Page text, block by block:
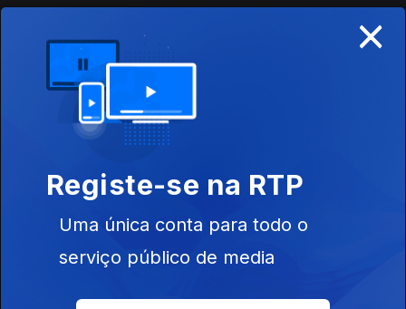
Café Plaza 042
24 mai. 2026
Os 70 anos do Festival da Eurovisão,
Café Plaza 041
23 mai. 2026
Os 100 anos de Miles Davis,
×
Registe-se na RTP
Uma única conta para todo o
serviço público de media